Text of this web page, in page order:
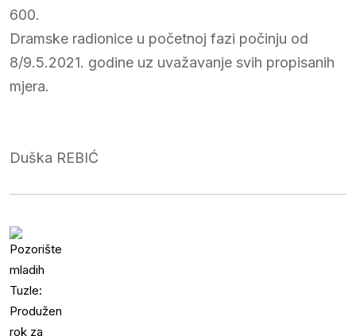
600.
Dramske radionice u početnoj fazi počinju od
8/9.5.2021. godine uz uvažavanje svih propisanih
mjera.
Duška REBIĆ